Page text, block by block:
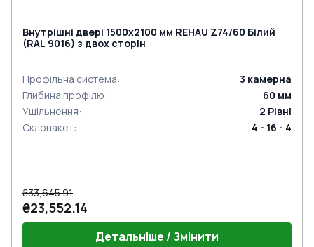
Внутрішні двері 1500x2100 мм REHAU Z74/60 Білий
(RAL 9016) з двох сторін
Профільна система: 3 камерна
Глибина профілю: 60 мм
Ущільнення: 2 Рівні
Склопакет: 4 - 16 - 4
₴33,645.91
₴23,552.14
Детальніше / Змінити